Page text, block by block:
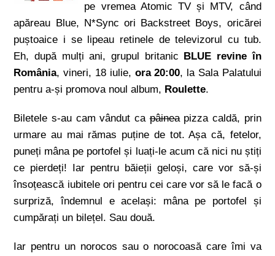
pe vremea Atomic TV și MTV, când
apăreau Blue, N*Sync ori Backstreet Boys, oricărei
puștoaice i se lipeau retinele de televizorul cu tub.
Eh, după mulți ani, grupul britanic BLUE revine în
România, vineri, 18 iulie, ora 20:00, la Sala Palatului
pentru a-și promova noul album, Roulette.
Biletele s-au cam vândut capâineapizza caldă, prin
urmare au mai rămas puține de tot. Așa că, fetelor,
puneți mâna pe portofel și luați-le acum că nici nu știți
ce pierdeți! Iar pentru băieții geloși, care vor să-și
însoțească iubitele ori pentru cei care vor să le facă o
surpriză, îndemnul e același: mâna pe portofel și
cumpărați un bilețel. Sau două.
Iar pentru un norocos sau o norocoasă care îmi va